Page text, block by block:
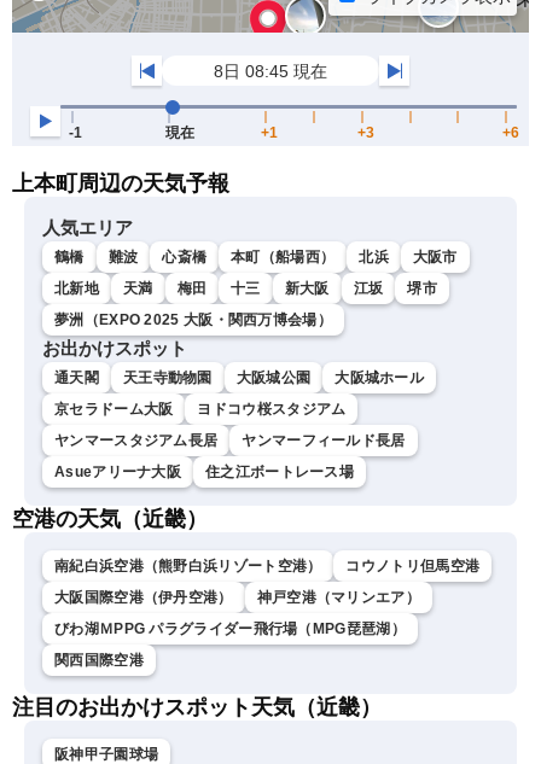
上本町周辺の天気予報
人気エリア
鶴橋 難波 心斎橋 本町（船場西） 北浜
大阪市
北新地
天満 梅田 十三 新大阪 江坂
堺市
夢洲（EXPO 2025 大阪・関西万博会場）
お出かけスポット
通天閣 天王寺動物園 大阪城公園
大阪城ホール
京セラドーム大阪
ヨドコウ桜スタジアム
ヤンマースタジアム長居
ヤンマーフィールド長居
Asueアリーナ大阪
住之江ボートレース場
空港の天気（近畿）
南紀白浜空港（熊野白浜リゾート空港）
コウノトリ但馬空港
大阪国際空港（伊丹空港）
神戸空港（マリンエア）
びわ湖ＭPPG パラグライダー飛行場（MPG琵琶湖）
関西国際空港
注目のお出かけスポット天気（近畿）
阪神甲子園球場